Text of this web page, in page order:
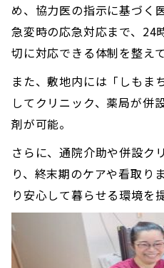
め、協力医の指示に基づく
急変時の応急対応まで、24
切に対応できる体制を整えて
また、敷地内には「しもま
してクリニック、薬局が併
剤が可能。
さらに、通院介助や併設ク
り、終末期のケアや看取り
り安心して暮らせる環境を